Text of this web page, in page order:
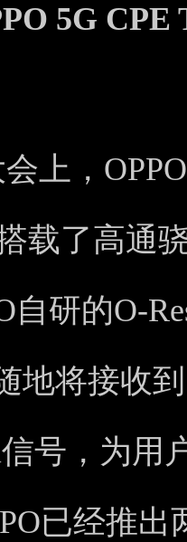
5G
上，
载了高通
自研的O-
地将接收
号，为用
已经推